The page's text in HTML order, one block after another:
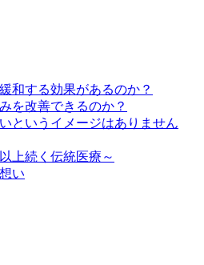
和する効果があるのか？
を改善できるのか？
というイメージはありません
上続く伝統医療～
い